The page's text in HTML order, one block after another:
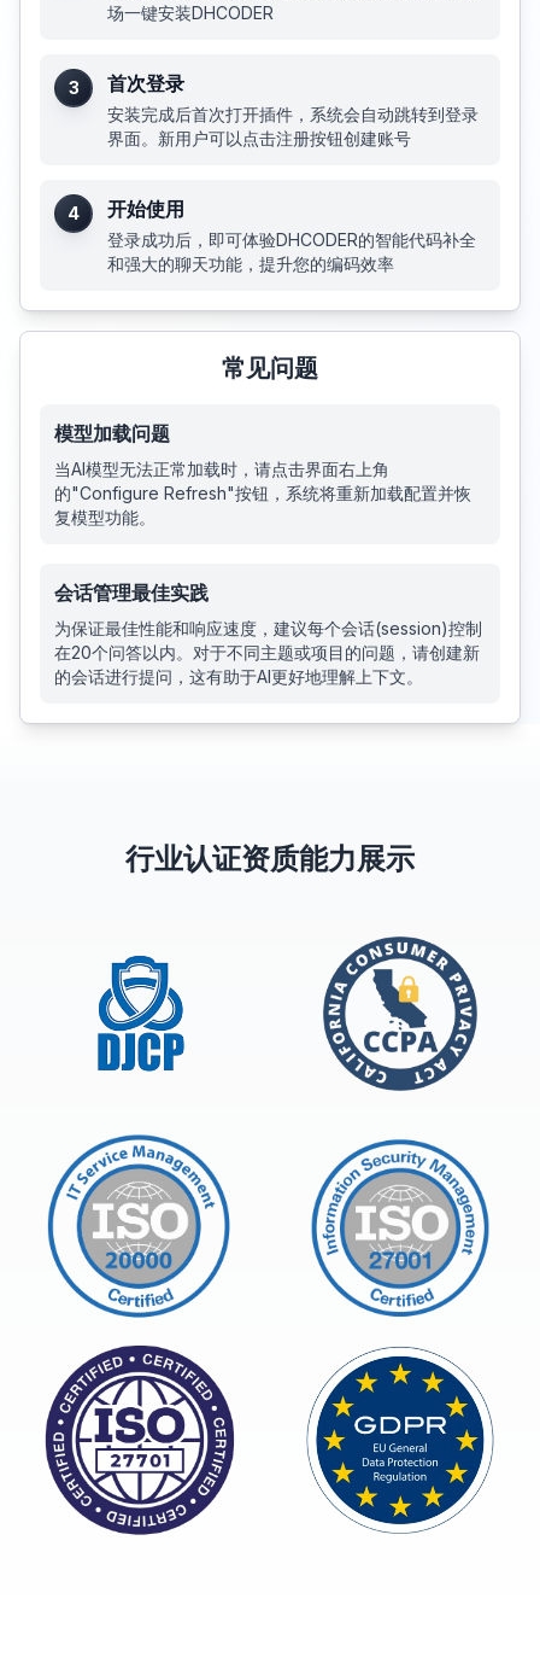
场一键安装DHCODER
3 首次登录
安装完成后首次打开插件，系统会自动跳转到登录
界面。新用户可以点击注册按钮创建账号
4 开始使用
登录成功后，即可体验DHCODER的智能代码补全
和强大的聊天功能，提升您的编码效率
常见问题
模型加载问题
当AI模型无法正常加载时，请点击界面右上角
的"Configure Refresh"按钮，系统将重新加载配置并恢
复模型功能。
会话管理最佳实践
为保证最佳性能和响应速度，建议每个会话(session)控制
在20个问答以内。对于不同主题或项目的问题，请创建新
的会话进行提问，这有助于AI更好地理解上下文。
行业认证资质能力展示